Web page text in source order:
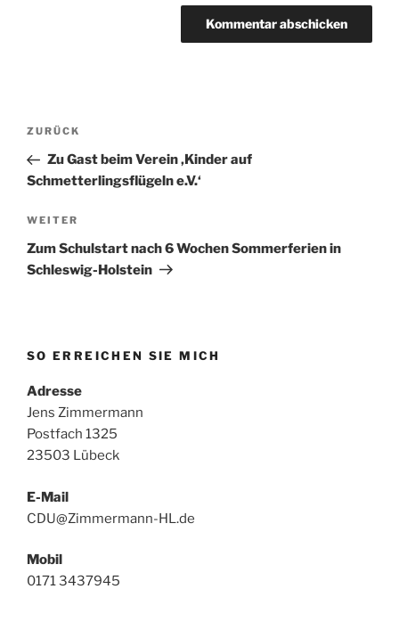
Beitragsnavigation
Vorheriger
Beitrag
ZURÜCK
Zu Gast beim Verein ‚Kinder auf
Schmetterlingsflügeln e.V.‘
Nächster
Beitrag
WEITER
Zum Schulstart nach 6 Wochen Sommerferien in
Schleswig-Holstein
SO ERREICHEN SIE MICH
Adresse
Jens Zimmermann
Postfach 1325
23503 Lübeck
E-Mail
CDU@Zimmermann-HL.de
Mobil
0171 3437945